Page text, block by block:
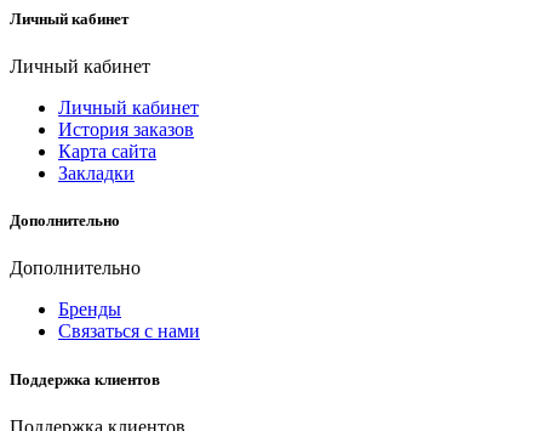
Личный кабинет
Личный кабинет
Личный кабинет
История заказов
Карта сайта
Закладки
Дополнительно
Дополнительно
Бренды
Связаться с нами
Поддержка клиентов
Поддержка клиентов